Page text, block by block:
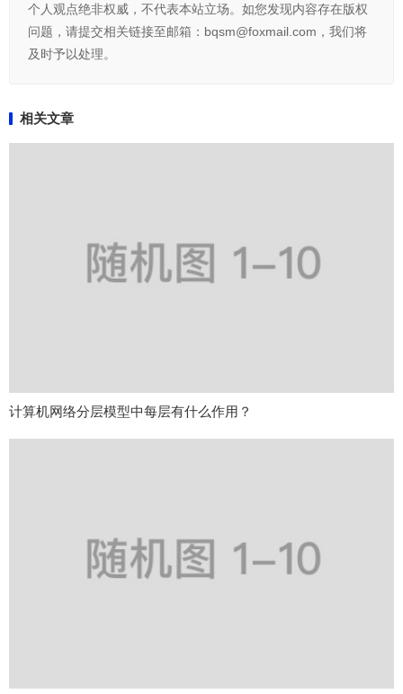
个人观点绝非权威，不代表本站立场。如您发现内容存在版权
问题，请提交相关链接至邮箱：bqsm@foxmail.com，我们将
及时予以处理。
相关文章
计算机网络分层模型中每层有什么作用？